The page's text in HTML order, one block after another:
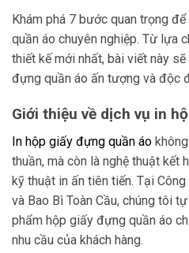
Khám phá 7 bước quan trọng
quần áo chuyên nghiệp. Từ lựa
thiết kế mới nhất, bài viết này
đựng quần áo ấn tượng và độc
Giới thiệu về dịch vụ in
In hộp giấy đựng quần áo
thuần, mà còn là nghệ thuật kết
kỹ thuật in ấn tiên tiến. Tại
và Bao Bì Toàn Cầu, chúng tôi
phẩm hộp giấy đựng quần áo
nhu cầu của khách hàng.